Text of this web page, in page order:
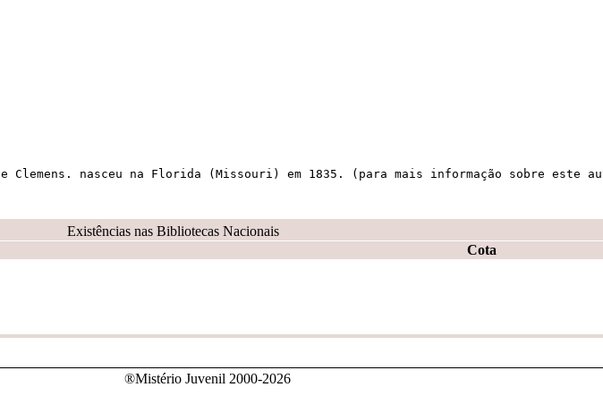
Clemens. nasceu na Florida (Missouri) em 1835. (para mais informação sobre este
Existências nas Bibliotecas Nacionais
Cota
®Mistério Juvenil 2000-2026